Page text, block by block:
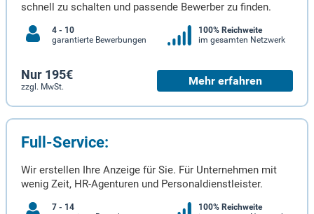
schnell zu schalten und passende Bewerber zu finden.
4 - 10
garantierte Bewerbungen
100% Reichweite
im gesamten Netzwerk
Nur 195€
zzgl. MwSt. Mehr erfahren
Full-Service:
Wir erstellen Ihre Anzeige für Sie. Für Unternehmen mit
wenig Zeit, HR-Agenturen und Personaldienstleister.
7 - 14
100% Reichweite